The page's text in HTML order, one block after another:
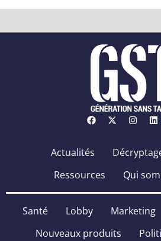
Actualités
Ressources
Qui
Santé Lobby Marketing
Nouveaux produits